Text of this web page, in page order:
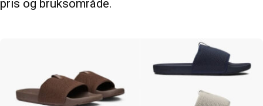
pris og bruksområde.